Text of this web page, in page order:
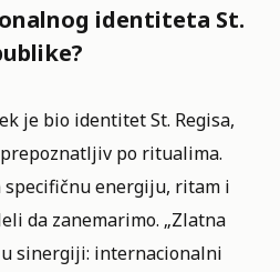
identiteta St.
je bio identitet St. Regisa,
po ritualima.
specifičnu energiju, ritam i
da zanemarimo. „Zlatna
sinergiji: internacionalni